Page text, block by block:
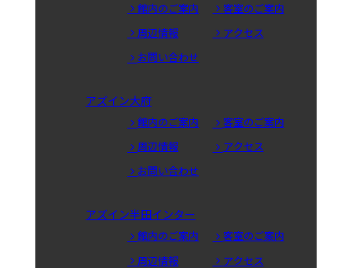
館内のご案内
客室のご案内
周辺情報
アクセス
お問い合わせ
アズイン大府
館内のご案内
客室のご案内
周辺情報
アクセス
お問い合わせ
アズイン半田インター
館内のご案内
客室のご案内
周辺情報
アクセス